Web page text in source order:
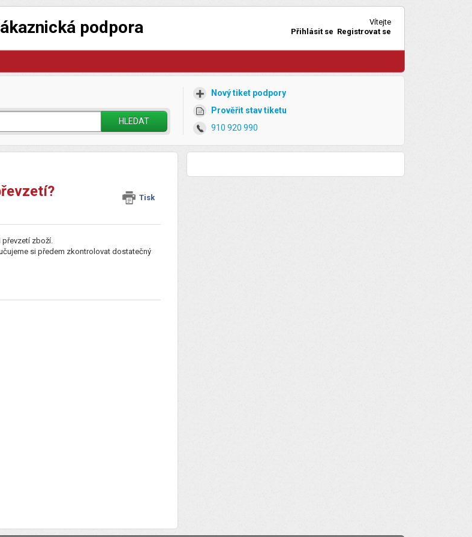
podpora
Vítejte
Přihlásit se Registrovat se
HLEDAT
Nový tiket podpory
Prověřit stav tiketu
910 920 990
Tisk
převzetí zboží.
si předem zkontrolovat dostatečný